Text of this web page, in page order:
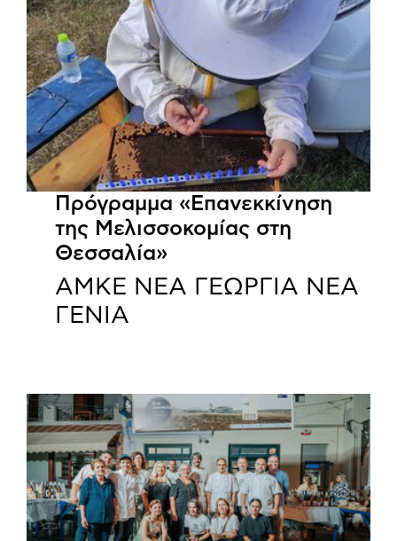
Πρόγραμμα «Επανεκκίνηση
της Μελισσοκομίας στη
Θεσσαλία»
ΑΜΚΕ ΝΕΑ ΓΕΩΡΓΙΑ ΝΕΑ
ΓΕΝΙΑ